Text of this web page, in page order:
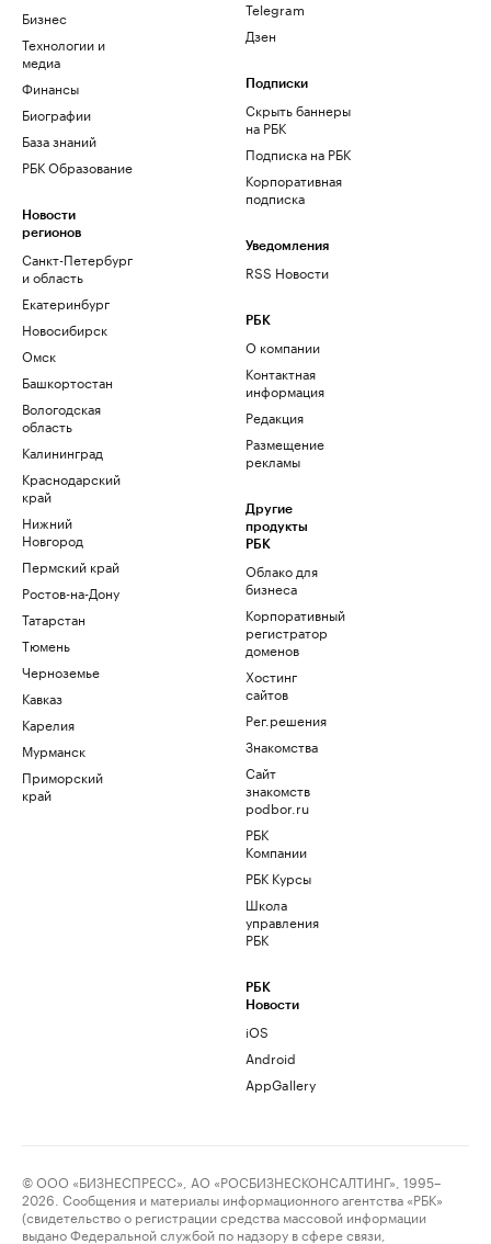
Бизнес
Технологии и
медиа
Финансы
Биографии
База знаний
РБК Образование
Новости
регионов
Санкт-Петербург
и область
Екатеринбург
Новосибирск
Омск
Башкортостан
Вологодская
область
Калининград
Краснодарский
край
Нижний
Новгород
Пермский край
Ростов-на-Дону
Татарстан
Тюмень
Черноземье
Кавказ
Карелия
Мурманск
Приморский
край
Telegram
Дзен
Подписки
Скрыть баннеры
на РБК
Подписка на РБК
Корпоративная
подписка
Уведомления
RSS Новости
РБК
О компании
Контактная
информация
Редакция
Размещение
рекламы
Другие
продукты
РБК
Облако для
бизнеса
Корпоративный
регистратор
доменов
Хостинг
сайтов
Рег.решения
Знакомства
Сайт
знакомств
podbor.ru
РБК
Компании
РБК Курсы
Школа
управления
РБК
РБК
Новости
iOS
Android
AppGallery
© ООО «БИЗНЕСПРЕСС», АО «РОСБИЗНЕСКОНСАЛТИНГ», 1995–
2026. Сообщения и материалы информационного агентства «РБК»
(свидетельство о регистрации средства массовой информации
выдано Федеральной службой по надзору в сфере связи,